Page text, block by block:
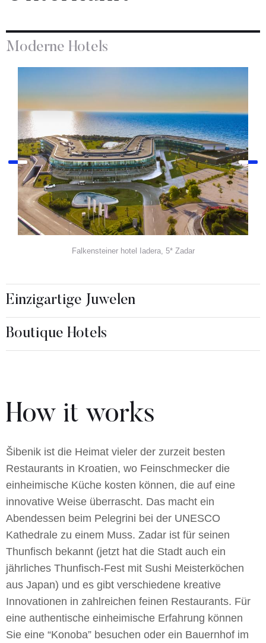
Moderne Hotels
Falkensteiner hotel Iadera, 5* Zadar
Einzigartige Juwelen
Boutique Hotels
How it works
Šibenik ist die Heimat vieler der zurzeit besten
Restaurants in Kroatien, wo Feinschmecker die
einheimische Küche kosten können, die auf eine
innovative Weise überrascht. Das macht ein
Abendessen beim Pelegrini bei der UNESCO
Kathedrale zu einem Muss. Zadar ist für seinen
Thunfisch bekannt (jetzt hat die Stadt auch ein
jährliches Thunfisch-Fest mit Sushi Meisterköchen
aus Japan) und es gibt verschiedene kreative
Innovationen in zahlreichen feinen Restaurants. Für
eine authentische einheimische Erfahrung können
Sie eine “Konoba” besuchen oder ein Bauernhof im